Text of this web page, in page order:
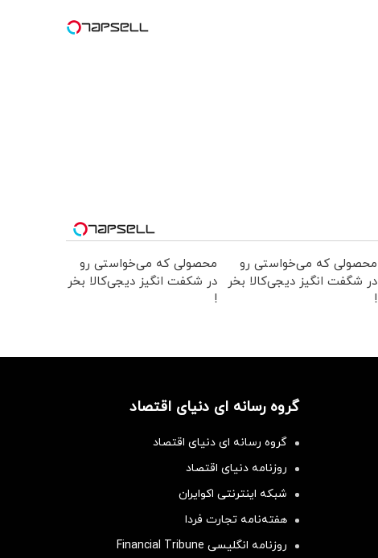
محصولی که می‌خواستی رو
در شگفت انگیز دیجی‌کالا بخر
!
محصولی که می‌خواستی رو
در شکفت انگیز دیجی‌کالا بخر
!
گروه رسانه ای دنیای اقتصاد
گروه رسانه ای دنیای اقتصاد
روزنامه دنیای اقتصاد
شبکه اینترنتی اکوایران
هفته‌نامه تجارت فردا
روزنامه انگلیسی Financial Tribune